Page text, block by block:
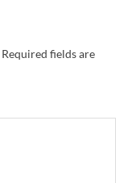
Required fields are